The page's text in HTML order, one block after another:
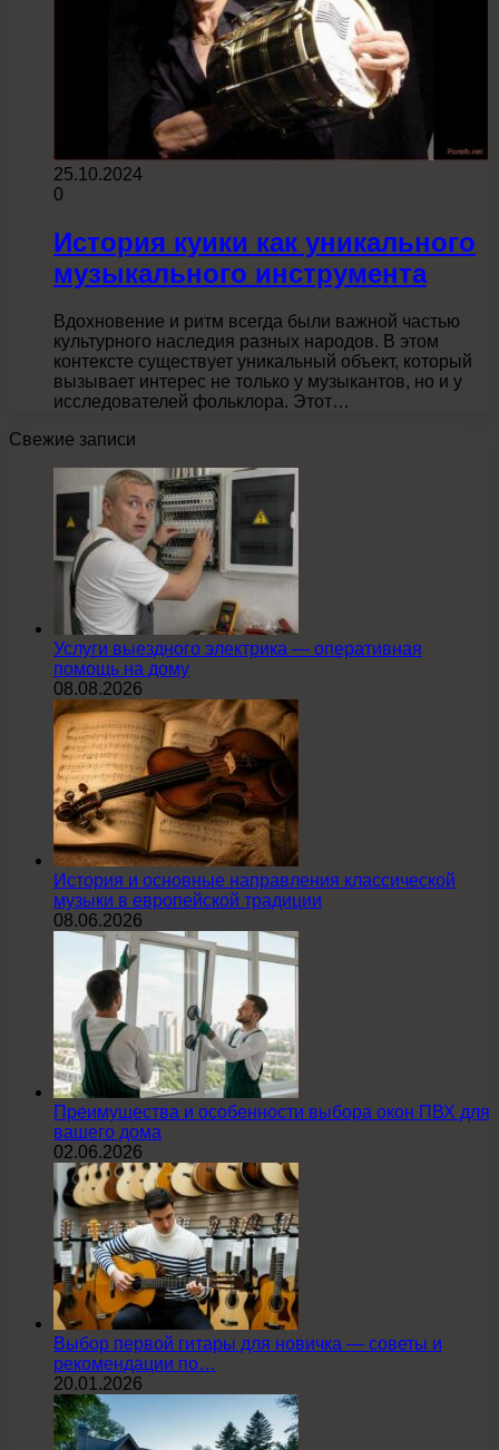
25.10.2024
0
История куики как уникального
музыкального инструмента
Вдохновение и ритм всегда были важной частью
культурного наследия разных народов. В этом
контексте существует уникальный объект, который
вызывает интерес не только у музыкантов, но и у
исследователей фольклора. Этот…
Свежие записи
Услуги выездного электрика — оперативная
помощь на дому
08.08.2026
История и основные направления классической
музыки в европейской традиции
08.06.2026
Преимущества и особенности выбора окон ПВХ для
вашего дома
02.06.2026
Выбор первой гитары для новичка — советы и
рекомендации по…
20.01.2026